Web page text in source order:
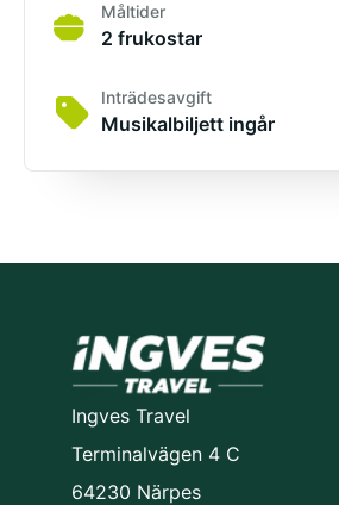
Måltider
2 frukostar
Inträdesavgift
Musikalbiljett ingår
Ingves Travel
Terminalvägen 4 C
64230 Närpes